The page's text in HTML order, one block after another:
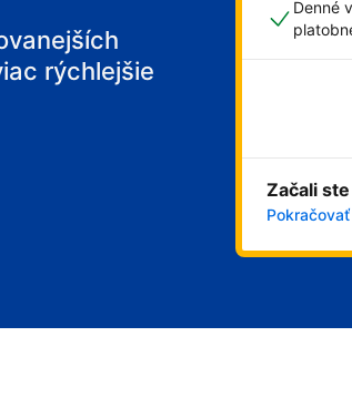
rýchlejšie
Denné
Začali